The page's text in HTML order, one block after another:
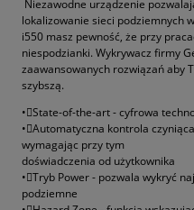
Niezawodne urządzenie
lokalizowanie sieci podziemnych
i550 masz pewność, że przy
niespodzianki. Wykrywacz firmy
zaawansowanych rozwiązań aby
szybszą.
•State-of-the-art - cyfrowa
•Automatyczna kontrola
wymagając przy tym
doświadczenia od użytkownika
•Tryb Power - pozwala wykryć
podziemne